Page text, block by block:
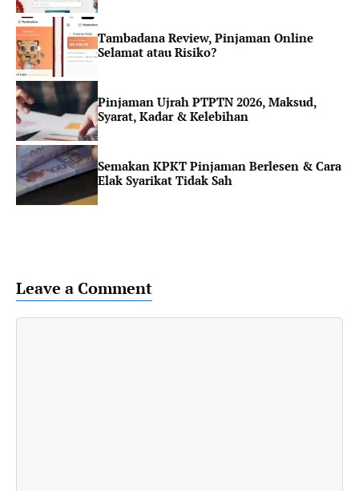
Tambadana Review, Pinjaman Online
Selamat atau Risiko?
Pinjaman Ujrah PTPTN 2026, Maksud,
Syarat, Kadar & Kelebihan
Semakan KPKT Pinjaman Berlesen & Cara
Elak Syarikat Tidak Sah
Leave a Comment